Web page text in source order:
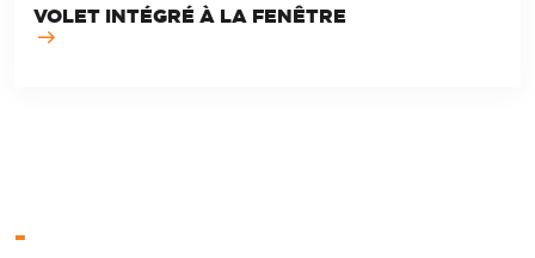
VOLET INTÉGRÉ À LA FENÊTRE
-